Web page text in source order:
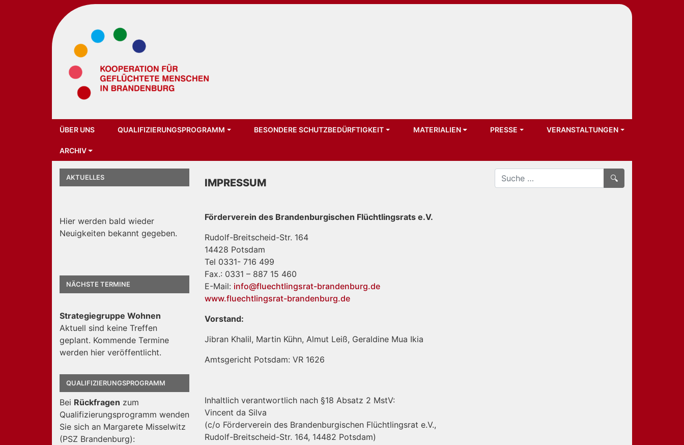
ÜBER UNS QUALIFIZIERUNGSPROGRAMM BESONDERE SCHUTZBEDÜRFTIGKEIT MATERIALIEN PRESSE VERANSTALTUNGEN
ARCHIV
AKTUELLES
Hier werden bald wieder
Neuigkeiten bekannt gegeben.
NÄCHSTE TERMINE
Strategiegruppe Wohnen
Aktuell sind keine Treffen
geplant. Kommende Termine
werden hier veröffentlicht.
QUALIFIZIERUNGSPROGRAMM
Bei Rückfragen zum
Qualifizierungsprogramm wenden
Sie sich an Margarete Misselwitz
(PSZ Brandenburg):
IMPRESSUM
Förderverein des Brandenburgischen Flüchtlingsrats e.V.
Rudolf-Breitscheid-Str. 164
14428 Potsdam
Tel 0331- 716 499
Fax.: 0331 – 887 15 460
E-Mail: info@fluechtlingsrat-brandenburg.de
www.fluechtlingsrat-brandenburg.de
Vorstand:
Jibran Khalil, Martin Kühn, Almut Leiß, Geraldine Mua Ikia
Amtsgericht Potsdam: VR 1626
Inhaltlich verantwortlich nach §18 Absatz 2 MstV:
Vincent da Silva
(c/o Förderverein des Brandenburgischen Flüchtlingsrat e.V.,
Rudolf-Breitscheid-Str. 164, 14482 Potsdam)
Search
for: